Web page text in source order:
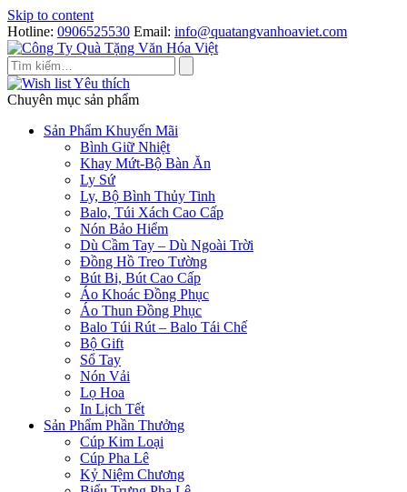
Skip to content
Hotline: 0906525530 Email: info@quatangvanhoaviet.com
Yêu thích
Chuyên mục sản phẩm
Sản Phẩm Khuyến Mãi
Bình Giữ Nhiệt
Khay Mứt-Bộ Bàn Ăn
Ly Sứ
Ly, Bộ Bình Thủy Tinh
Balo, Túi Xách Cao Cấp
Nón Bảo Hiểm
Dù Cầm Tay – Dù Ngoài Trời
Đồng Hồ Treo Tường
Bút Bi, Bút Cao Cấp
Áo Khoác Đồng Phục
Áo Thun Đồng Phục
Balo Túi Rút – Balo Tái Chế
Bộ Gift
Sổ Tay
Nón Vải
Lọ Hoa
In Lịch Tết
Sản Phẩm Phần Thưởng
Cúp Kim Loại
Cúp Pha Lê
Kỷ Niệm Chương